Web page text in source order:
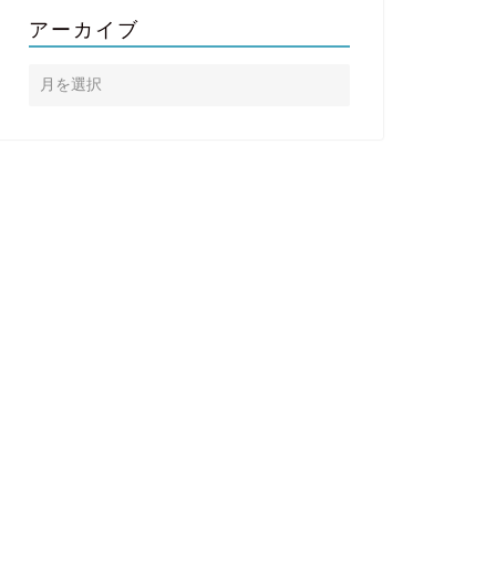
アーカイブ